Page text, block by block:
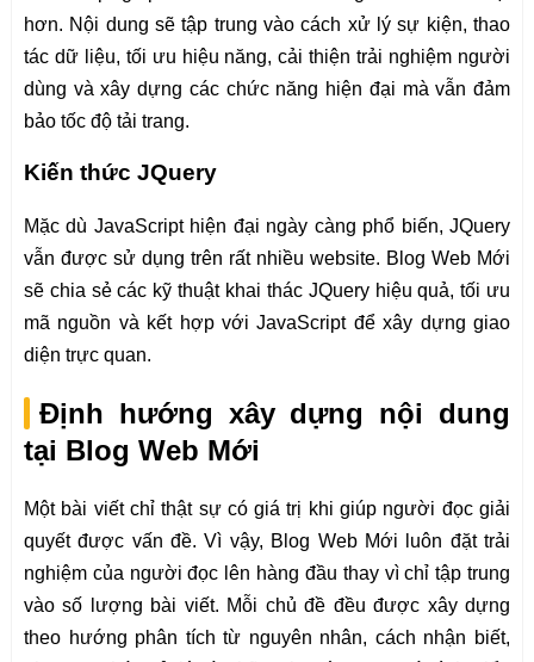
hơn. Nội dung sẽ tập trung vào cách xử lý sự kiện, thao
tác dữ liệu, tối ưu hiệu năng, cải thiện trải nghiệm người
dùng và xây dựng các chức năng hiện đại mà vẫn đảm
bảo tốc độ tải trang.
Kiến thức JQuery
Mặc dù JavaScript hiện đại ngày càng phổ biến, JQuery
vẫn được sử dụng trên rất nhiều website. Blog Web Mới
sẽ chia sẻ các kỹ thuật khai thác JQuery hiệu quả, tối ưu
mã nguồn và kết hợp với JavaScript để xây dựng giao
diện trực quan.
Định hướng xây dựng nội dung
tại Blog Web Mới
Một bài viết chỉ thật sự có giá trị khi giúp người đọc giải
quyết được vấn đề. Vì vậy, Blog Web Mới luôn đặt trải
nghiệm của người đọc lên hàng đầu thay vì chỉ tập trung
vào số lượng bài viết. Mỗi chủ đề đều được xây dựng
theo hướng phân tích từ nguyên nhân, cách nhận biết,